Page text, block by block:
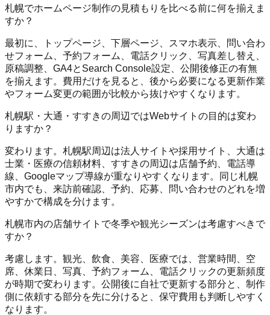
札幌でホームページ制作の見積もりを比べる前に何を揃えま
すか？
最初に、トップページ、下層ページ、スマホ表示、問い合わ
せフォーム、予約フォーム、電話クリック、写真差し替え、
原稿調整、GA4とSearch Console設定、公開後修正の有無
を揃えます。費用だけを見ると、後から必要になる更新作業
やフォーム変更の範囲が比較から抜けやすくなります。
札幌駅・大通・すすきの周辺ではWebサイトの目的は変わ
りますか？
変わります。札幌駅周辺は法人サイトや採用サイト、大通は
士業・医療の信頼材料、すすきの周辺は店舗予約、電話導
線、Googleマップ導線が重なりやすくなります。同じ札幌
市内でも、来訪前確認、予約、応募、問い合わせのどれを増
やすかで構成を分けます。
札幌市内の店舗サイトで冬季や観光シーズンは考慮すべきで
すか？
考慮します。観光、飲食、美容、医療では、営業時間、空
席、休業日、写真、予約フォーム、電話クリックの更新頻度
が時期で変わります。公開後に自社で更新する部分と、制作
側に依頼する部分を先に分けると、保守費用も判断しやすく
なります。